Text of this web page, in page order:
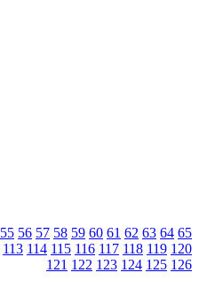
55 56 57 58 59 60 61 62 63 64 65
113 114 115 116 117 118 119 120
121 122 123 124 125 126